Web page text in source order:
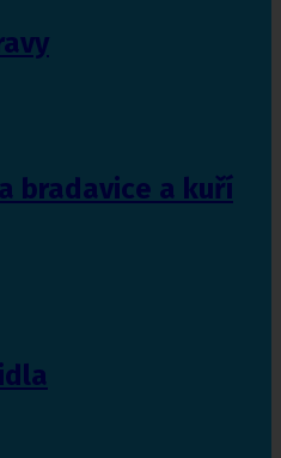
bradavice a kuří